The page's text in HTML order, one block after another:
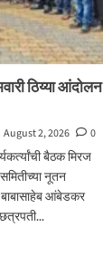
ठिय्या आंदोलन
August 2, 2026
0
बैठक मिरज
नूतन
बाबासाहेब आंबेडकर